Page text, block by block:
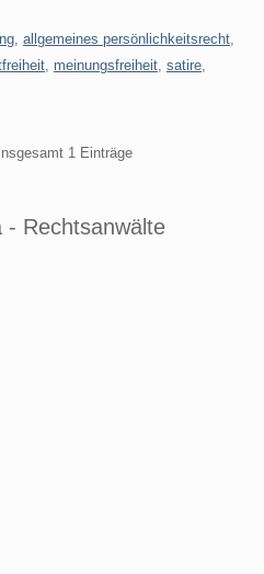
allgemeines persönlichkeitsrecht
meinungsfreiheit satire
1 Einträge
- Rechtsanwälte